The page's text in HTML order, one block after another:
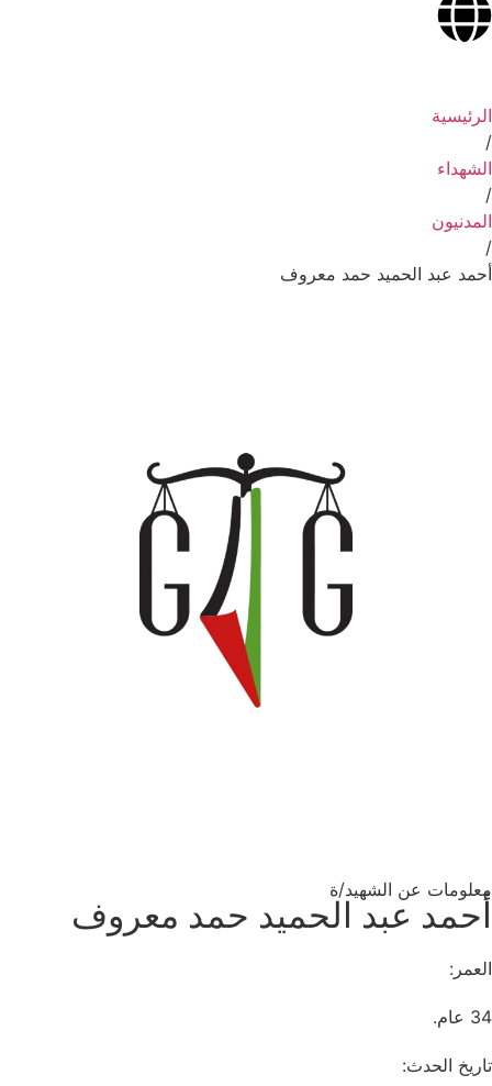
الرئيسية
/
الشهداء
/
المدنيون
/
أحمد عبد الحميد حمد معروف
معلومات عن الشهيد/ة
أحمد عبد الحميد حمد معروف
العمر:
34 عام.
تاريخ الحدث: